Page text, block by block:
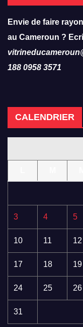
Envie de faire
au Cameroun ?
188 0958 3571
CALENDRIER
3 4 5
10 11 12
17 18 19
24 25 26
31